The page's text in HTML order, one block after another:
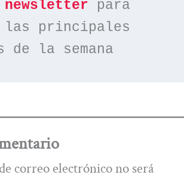
newsletter para
principales
de la semana
correo electrónico no será